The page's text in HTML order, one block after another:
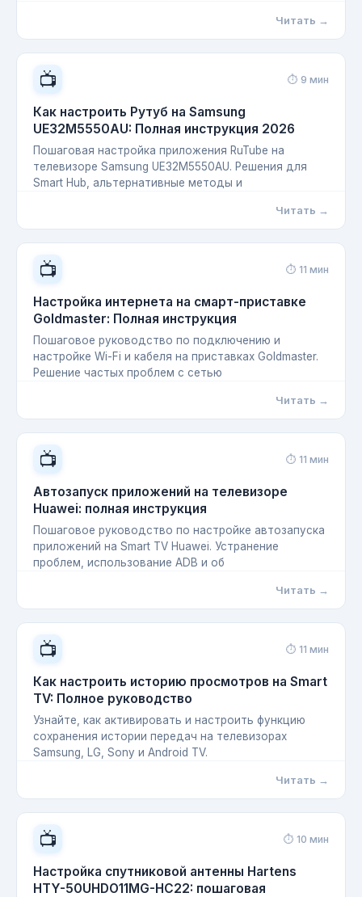
Читать →
📺 ⏱ 9 мин
Как настроить Рутуб на Samsung
UE32M5550AU: Полная инструкция 2026
Пошаговая настройка приложения RuTube на
телевизоре Samsung UE32M5550AU. Решения для
Smart Hub, альтернативные методы и
Читать →
📺 ⏱ 11 мин
Настройка интернета на смарт-приставке
Goldmaster: Полная инструкция
Пошаговое руководство по подключению и
настройке Wi-Fi и кабеля на приставках Goldmaster.
Решение частых проблем с сетью
Читать →
📺 ⏱ 11 мин
Автозапуск приложений на телевизоре
Huawei: полная инструкция
Пошаговое руководство по настройке автозапуска
приложений на Smart TV Huawei. Устранение
проблем, использование ADB и об
Читать →
📺 ⏱ 11 мин
Как настроить историю просмотров на Smart
TV: Полное руководство
Узнайте, как активировать и настроить функцию
сохранения истории передач на телевизорах
Samsung, LG, Sony и Android TV.
Читать →
📺 ⏱ 10 мин
Настройка спутниковой антенны Hartens
HTY-50UHDO11MG-HC22: пошаговая